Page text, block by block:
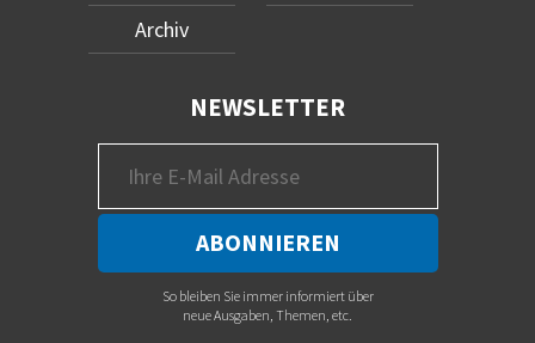
Archiv
NEWSLETTER
So bleiben Sie immer informiert über
neue Ausgaben, Themen, etc.